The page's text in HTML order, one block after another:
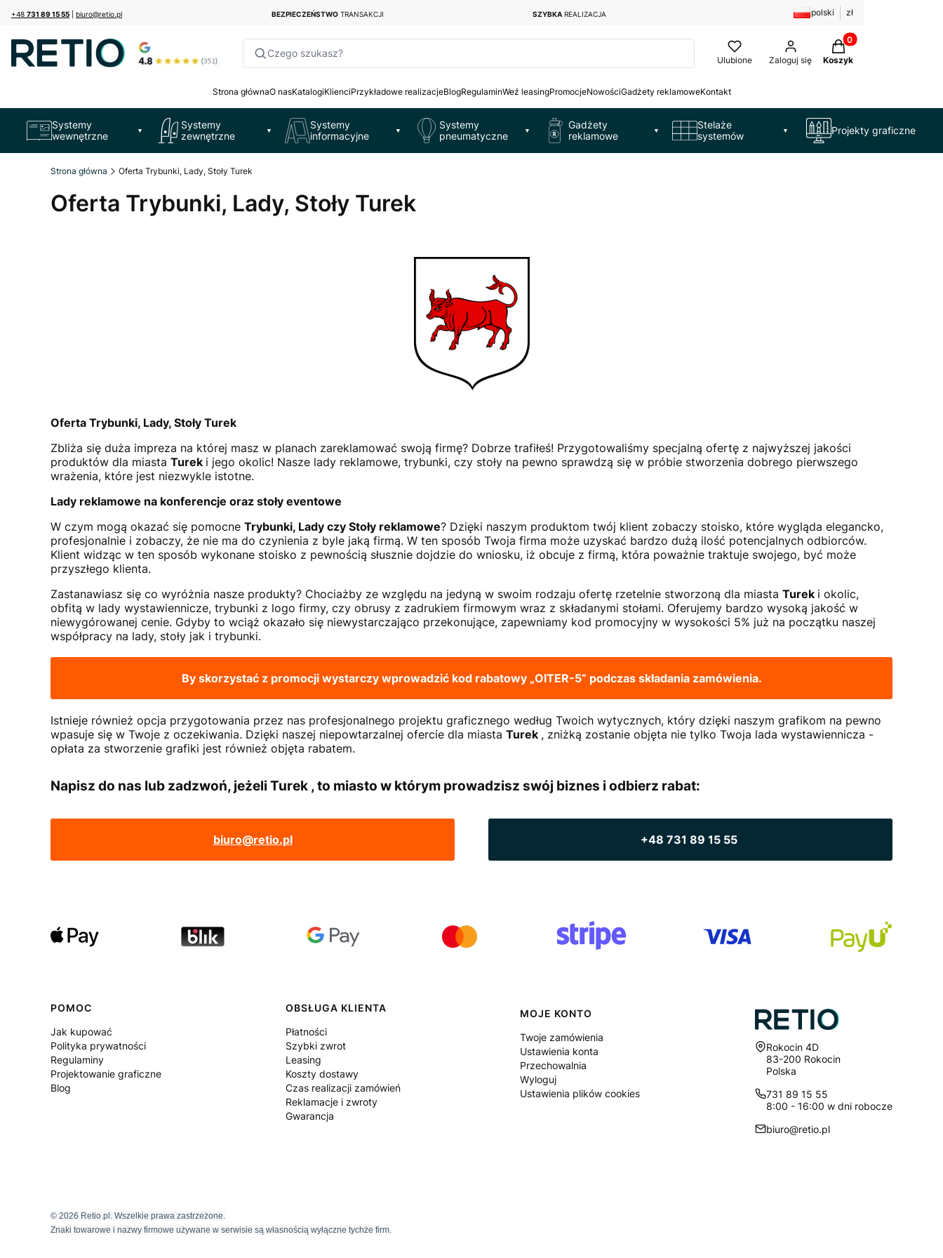
+48 731 89 15 55 biuro@retio.pl BEZPIECZEŃSTWO TRANSAKCJI SZYBKAREALIZACJA polski zł
Czego szukasz?
Ulubione Zaloguj się
Produkty w koszyku:
Koszyk
Strona głównaO nasKatalogiKlienciPrzykładowe realizacjeBlogRegulaminWeź leasingPromocjeNowościGadżety reklamoweKontakt
Systemy
wewnętrzne
▼
Systemy
zewnętrzne
▼
Systemy
informacyjne
▼
Systemy
pneumatyczne
▼
Gadżety
reklamowe
▼
Stelaże
systemów
▼ Projekty graficzne
Strona główna Oferta Trybunki, Lady, Stoły Turek
Oferta Trybunki, Lady, Stoły Turek
Oferta Trybunki, Lady, Stoły Turek
Zbliża się duża impreza na której masz w planach zareklamować swoją firmę? Dobrze trafiłeś! Przygotowaliśmy specjalną ofertę z najwyższej jakości
produktów dla miasta Turek i jego okolic! Nasze lady reklamowe, trybunki, czy stoły na pewno sprawdzą się w próbie stworzenia dobrego pierwszego
wrażenia, które jest niezwykle istotne.
Lady reklamowe na konferencje oraz stoły eventowe
W czym mogą okazać się pomocne Trybunki, Lady czy Stoły reklamowe? Dzięki naszym produktom twój klient zobaczy stoisko, które wygląda elegancko,
profesjonalnie i zobaczy, że nie ma do czynienia z byle jaką firmą. W ten sposób Twoja firma może uzyskać bardzo dużą ilość potencjalnych odbiorców.
Klient widząc w ten sposób wykonane stoisko z pewnością słusznie dojdzie do wniosku, iż obcuje z firmą, która poważnie traktuje swojego, być może
przyszłego klienta.
Zastanawiasz się co wyróżnia nasze produkty? Chociażby ze względu na jedyną w swoim rodzaju ofertę rzetelnie stworzoną dla miasta Turek i okolic,
obfitą w lady wystawiennicze, trybunki z logo firmy, czy obrusy z zadrukiem firmowym wraz z składanymi stołami. Oferujemy bardzo wysoką jakość w
niewygórowanej cenie. Gdyby to wciąż okazało się niewystarczająco przekonujące, zapewniamy kod promocyjny w wysokości 5% już na początku naszej
współpracy na lady, stoły jak i trybunki.
By skorzystać z promocji wystarczy wprowadzić kod rabatowy „OITER-5” podczas składania zamówienia.
Istnieje również opcja przygotowania przez nas profesjonalnego projektu graficznego według Twoich wytycznych, który dzięki naszym grafikom na pewno
wpasuje się w Twoje z oczekiwania. Dzięki naszej niepowtarzalnej ofercie dla miasta Turek , zniżką zostanie objęta nie tylko Twoja lada wystawiennicza -
opłata za stworzenie grafiki jest również objęta rabatem.
Napisz do nas lub zadzwoń, jeżeli Turek , to miasto w którym prowadzisz swój biznes i odbierz rabat:
biuro@retio.pl +48 731 89 15 55
POMOC
Jak kupować
Polityka prywatności
Regulaminy
Projektowanie graficzne
Blog
OBSŁUGA KLIENTA
Płatności
Szybki zwrot
Leasing
Koszty dostawy
Czas realizacji zamówień
Reklamacje i zwroty
Gwarancja
MOJE KONTO
Twoje zamówienia
Ustawienia konta
Przechowalnia
Wyloguj
Ustawienia plików cookies
Adres:
Rokocin 4D
83-200 Rokocin
Polska
731 89 15 55
8:00 - 16:00 w dni robocze
biuro@retio.pl
© 2026 Retio.pl. Wszelkie prawa zastrzeżone.
Znaki towarowe i nazwy firmowe używane w serwisie są własnością wyłączne tychże firm.